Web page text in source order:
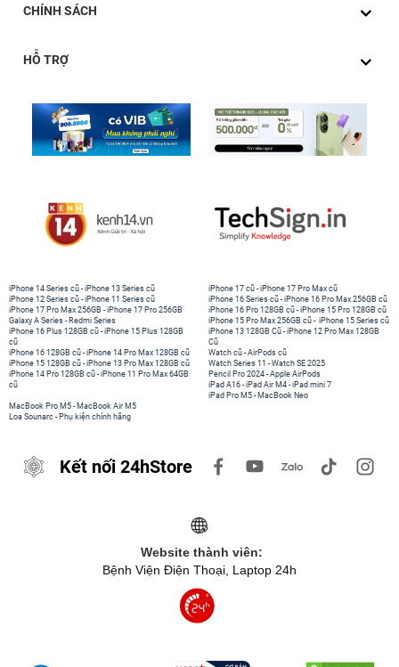
CHÍNH SÁCH
HỖ TRỢ
iPhone 14 Series cũ -iPhone 13 Series cũ
iPhone 12 Series cũ -iPhone 11 Series cũ
iPhone 17 Pro Max 256GB -iPhone 17 Pro 256GB
Galaxy A Series - Redmi Series
iPhone 17 cũ -iPhone 17 Pro Max cũ
iPhone 16 Series cũ - iPhone 16 Pro Max 256GB cũ
iPhone 16 Pro 128GB cũ -iPhone 15 Pro 128GB cũ
iPhone 15 Pro Max 256GB cũ - iPhone 15 Series cũ
iPhone 16 Plus 128GB cũ -iPhone 15 Plus 128GB
cũ
iPhone 16 128GB cũ -iPhone 14 Pro Max 128GB cũ
iPhone 15 128GB cũ -iPhone 13 Pro Max 128GB cũ
iPhone 14 Pro 128GB cũ -iPhone 11 Pro Max 64GB
cũ
iPhone 13 128GB Cũ -iPhone 12 Pro Max 128GB
Cũ
Watch cũ -AirPods cũ
Watch Series 11 -Watch SE 2025
Pencil Pro 2024 -Apple AirPods
iPad A16 -iPad Air M4 -iPad mini 7
iPad Pro M5 - MacBook Neo
MacBook Pro M5 - MacBook Air M5
Loa Sounarc - Phụ kiện chính hãng
Kết nối 24hStore
Website thành viên:
Bệnh Viện Điện Thoại, Laptop 24h